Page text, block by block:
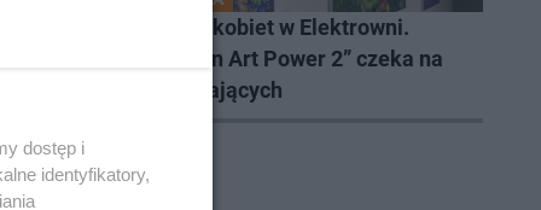
Sztuka kobiet w Elektrowni.
„Woman Art Power 2” czeka na
zwiedzających
dostęp i
identyfikatory,